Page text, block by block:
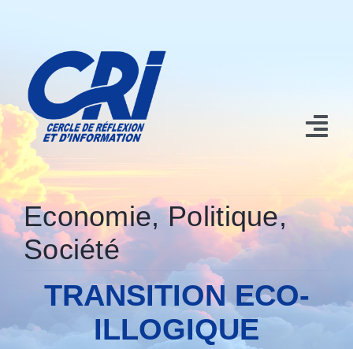
contenu
Nos contributions
Conférences et Manifestations
Economie,Politique,
Société
TRANSITION ECO-
ILLOGIQUE